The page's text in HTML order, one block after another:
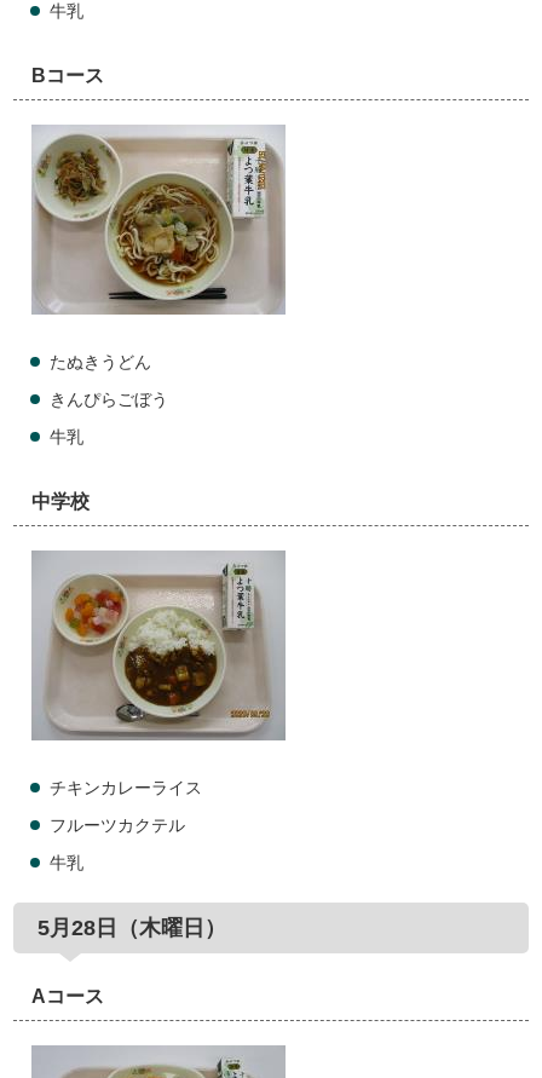
牛乳
Bコース
たぬきうどん
きんぴらごぼう
牛乳
中学校
チキンカレーライス
フルーツカクテル
牛乳
5月28日（木曜日）
Aコース